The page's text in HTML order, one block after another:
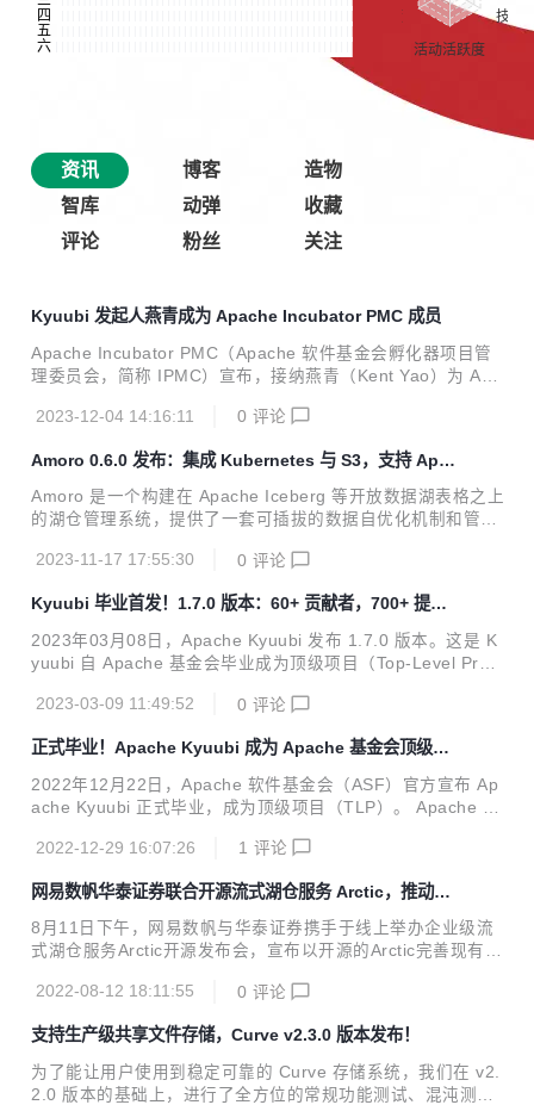
资讯 博客
造物
智库
动弹
收藏
评论
粉丝 关注
Kyuubi 发起人燕青成为 Apache Incubator PMC 成员
Apache Incubator PMC（Apache 软件基金会孵化器项目管
理委员会，简称 IPMC）宣布，接纳燕青（Kent Yao）为 Apa
基金会孵化的表决。
2023-12-04 14:16:11 0 评论
Amoro 0.6.0 发布：集成 Kubernetes 与 S3，支持 Apa
che Paimon
Amoro 是一个构建在 Apache Iceberg 等开放数据湖表格之上
的湖仓管理系统，提供了一套可插拔的数据自优化机制和管理
1 月 07 日，Amoro 0.6.0 版本正式更新发布！这个版本在 0.
和稳定性，推荐各位用户和开发者升级到这个版本。在这次版
本更新中，来自社区的 21 位贡献者付出了 118 次提交，感谢
每位社区小伙伴的贡献！ 01 重要更新 1.Kubernetes 集成 支
持通过 Kubernetes 部署 AMS 和 Optimizer。 2....
2023-11-17 17:55:30 0 评论
Kyuubi 毕业首发！1.7.0 版本：60+ 贡献者，700+ 提
交！
2023年03月08日，Apache Kyuubi 发布 1.7.0 版本。这是 K
yuubi 自 Apache 基金会毕业成为顶级项目（Top-Level Proje
版本发布由来自社区的 63 位贡献者参与完成了 700 多次提
于 Spark 3.1, 3.2 和 3.3 做了充分验证, 初步支持即将发布的
3.4 基于 Flink 1.14, 1.15 和 1.16 做了充分验证 新增 Trino
接入协议 (实验特性) 新增 Spark 血缘插件 (实验...
2023-03-09 11:49:52 0 评论
正式毕业！Apache Kyuubi 成为 Apache 基金会顶级项
目！
2022年12月22日，Apache 软件基金会（ASF）官方宣布 Ap
ache Kyuubi 正式毕业，成为顶级项目（TLP）。 Apache Ky
供无服务器SQL。 项目最初由网易数帆开发并于2018年开
2年11月通过投票，在12月顺利毕业，成为 Apache 基金会顶
级开源项目！ Apache Kyuubi 简介 Apache Kyuubi 在各种现
代计算框架之上建立了分布式SQL查询引擎，例如 Apache S
2022-12-29 16:07:26 1 评论
网易数帆华泰证券联合开源流式湖仓服务 Arctic，推动湖
仓一体落地
8月11日下午，网易数帆与华泰证券携手于线上举办企业级流
式湖仓服务Arctic开源发布会，宣布以开源的Arctic完善现有数
规范割裂带来的低效和成本浪费，推动湖仓一体、流批融合落
e Iceberg之上的流式湖仓服务（Streaming LakeHouse Serv
ice）。通过 Arctic，用户可以在 Flink、Spark、Trino 等引擎
上实现更加优化的 CDC、流式更新、OLAP 等功能， 结合数
2022-08-12 18:11:55 0 评论
支持生产级共享文件存储，Curve v2.3.0 版本发布！
为了能让用户使用到稳定可靠的 Curve 存储系统，我们在 v2.
2.0 版本的基础上，进行了全方位的常规功能测试、混沌测